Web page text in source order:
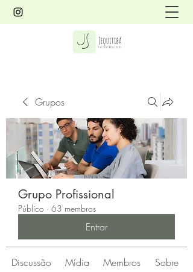
Grupos
Grupo Profissional
Público · 63 membros
Entrar
Discussão Mídia Membros Sobre